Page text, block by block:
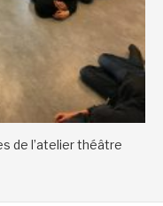
de l’atelier théâtre